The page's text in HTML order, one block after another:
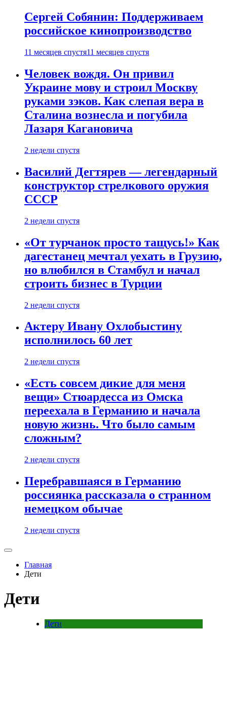
Сергей Собянин: Поддерживаем
российское кинопроизводство
11 месяцев спустя11 месяцев спустя
Человек вождя. Он привил
Украине мову и строил Москву
руками зэков. Как слепая вера в
Сталина вознесла и погубила
Лазаря Кагановича
2 недели спустя
Василий Дегтярев — легендарный
конструктор стрелкового оружия
СССР
2 недели спустя
«От турчанок просто тащусь!» Как
дагестанец мечтал уехать в Грузию,
но влюбился в Стамбул и начал
строить бизнес в Турции
2 недели спустя
Актеру Ивану Охлобыстину
исполнилось 60 лет
2 недели спустя
«Есть совсем дикие для меня
вещи» Стюардесса из Омска
переехала в Германию и начала
новую жизнь. Что было самым
сложным?
2 недели спустя
Перебравшаяся в Германию
россиянка рассказала о странном
немецком обычае
2 недели спустя
Главная
Дети
Дети
Дети